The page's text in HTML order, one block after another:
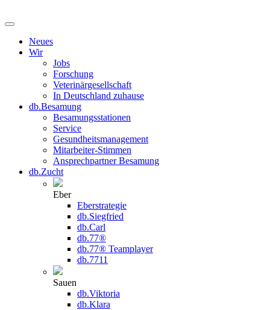
Neues
Wir
Jobs
Forschung
Veterinärgesellschaft
In Deutschland zuhause
db.Besamung
Besamungsstationen
Service
Gesundheitsmanagement
Mitarbeiter-Stimmen
Ansprechpartner Besamung
db.Zucht
Eber
Eberstrategie
db.Siegfried
db.Carl
db.77®
db.77® Teamplayer
db.7711
Sauen
db.Viktoria
db.Klara